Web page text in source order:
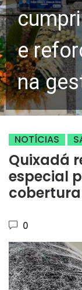
e
na
NOTÍCIAS
Quixadá
especial
0